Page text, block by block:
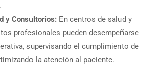
y Consultorios: En centros de salud y
profesionales pueden desempeñarse
supervisando el cumplimiento de
la atención al paciente.